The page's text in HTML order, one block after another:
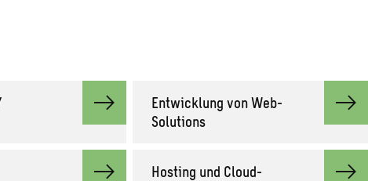
Entwicklung von Web-
Solutions
Hosting und Cloud-